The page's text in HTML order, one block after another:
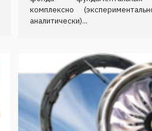
комплексно
аналитически)...